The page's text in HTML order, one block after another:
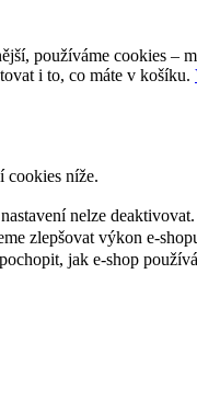
používáme cookies –
i to, co máte v košíku.
cookies níže.
nelze
zlepšovat výkon e-
jak e-shop